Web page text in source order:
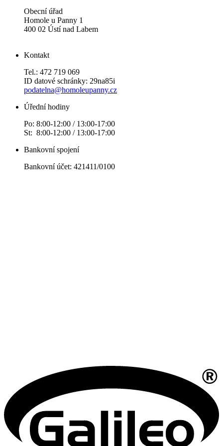
Obecní úřad
Homole u Panny 1
400 02 Ústí nad Labem
Kontakt
Tel.: 472 719 069
ID datové schránky: 29na85i
podatelna@homoleupanny.cz
Úřední hodiny
Po: 8:00-12:00 / 13:00-17:00
St: 8:00-12:00 / 13:00-17:00
Bankovní spojení
Bankovní účet: 421411/0100